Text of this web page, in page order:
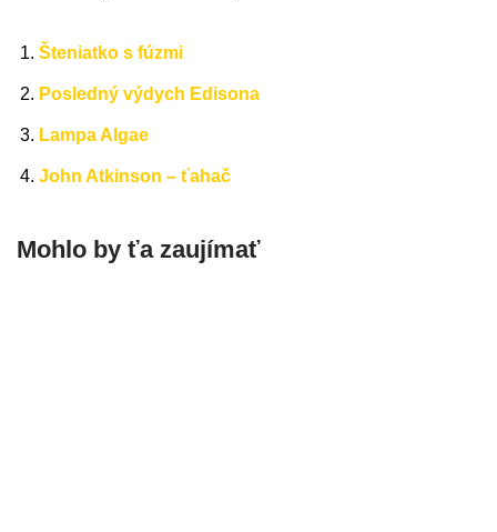
Šteniatko s fúzmi
Posledný výdych Edisona
Lampa Algae
John Atkinson – ťahač
Mohlo by ťa zaujímať